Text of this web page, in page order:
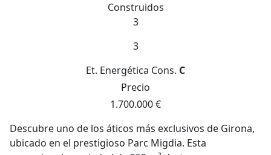
Construidos
3
3
Et. Energética Cons. C
Precio
1.700.000 €
Descubre uno de los áticos más exclusivos de Girona,
ubicado en el prestigioso Parc Migdia. Esta